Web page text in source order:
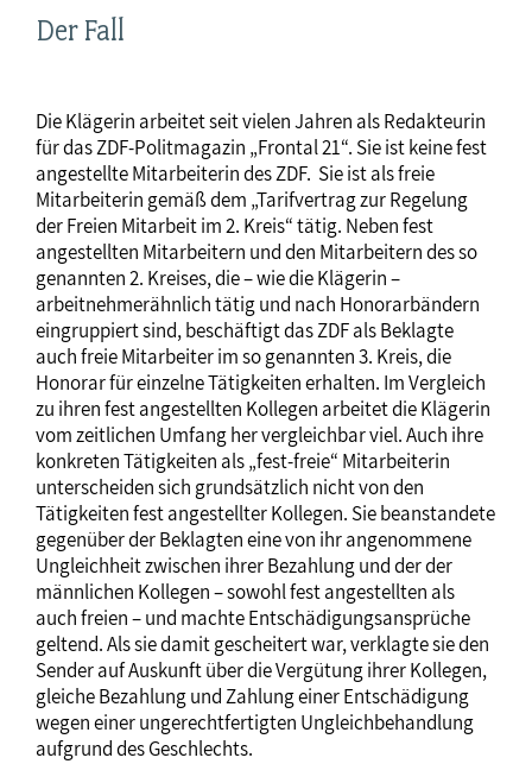
Der Fall
Die Klägerin arbeitet seit vielen Jahren als Redakteurin
für das ZDF-Politmagazin „Frontal 21“. Sie ist keine fest
angestellte Mitarbeiterin des ZDF. Sie ist als freie
Mitarbeiterin gemäß dem „Tarifvertrag zur Regelung
der Freien Mitarbeit im 2. Kreis“ tätig. Neben fest
angestellten Mitarbeitern und den Mitarbeitern des so
genannten 2. Kreises, die – wie die Klägerin –
arbeitnehmerähnlich tätig und nach Honorarbändern
eingruppiert sind, beschäftigt das ZDF als Beklagte
auch freie Mitarbeiter im so genannten 3. Kreis, die
Honorar für einzelne Tätigkeiten erhalten. Im Vergleich
zu ihren fest angestellten Kollegen arbeitet die Klägerin
vom zeitlichen Umfang her vergleichbar viel. Auch ihre
konkreten Tätigkeiten als „fest-freie“ Mitarbeiterin
unterscheiden sich grundsätzlich nicht von den
Tätigkeiten fest angestellter Kollegen. Sie beanstandete
gegenüber der Beklagten eine von ihr angenommene
Ungleichheit zwischen ihrer Bezahlung und der der
männlichen Kollegen – sowohl fest angestellten als
auch freien – und machte Entschädigungsansprüche
geltend. Als sie damit gescheitert war, verklagte sie den
Sender auf Auskunft über die Vergütung ihrer Kollegen,
gleiche Bezahlung und Zahlung einer Entschädigung
wegen einer ungerechtfertigten Ungleichbehandlung
aufgrund des Geschlechts.